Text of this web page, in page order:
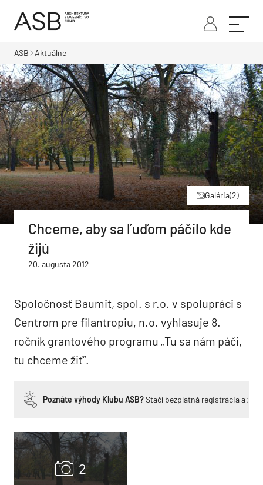
ASB Aktuálne
Galéria(2)
Chceme, aby sa ľuďom páčilo kde
žijú
20. augusta 2012
Spoločnosť Baumit, spol. s r.o. v spolupráci s
Centrom pre filantropiu, n.o. vyhlasuje 8.
ročník grantového programu „Tu sa nám páči,
tu chceme žiť“.
Poznáte výhody Klubu ASB?Stačí bezplatná registrácia a